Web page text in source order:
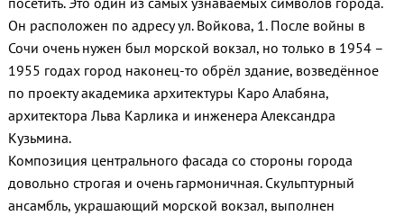
Он расположен по адресу ул. Войкова, 1. После войны в
Сочи очень нужен был морской вокзал, но только в 1954 –
1955 годах город наконец-то обрёл здание, возведённое
по проекту академика архитектуры Каро Алабяна,
архитектора Льва Карлика и инженера Александра
Кузьмина.
Композиция центрального фасада со стороны города
довольно строгая и очень гармоничная. Скульптурный
ансамбль, украшающий морской вокзал, выполнен